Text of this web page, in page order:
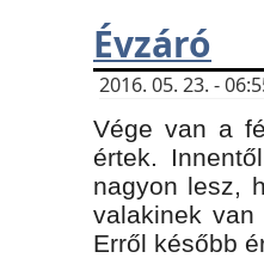
Évzáró
2016. 05. 23. -
Vége van a
értek.
nagyon lesz,
valakinek
Erről később